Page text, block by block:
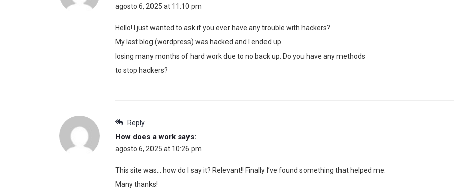
agosto 6, 2025 at 11:10 pm
Hello! I just wanted to ask if you ever have any trouble with hackers?
My last blog (wordpress) was hacked and I ended up
losing many months of hard work due to no back up. Do you have any methods
to stop hackers?
Reply
How does a work says:
agosto 6, 2025 at 10:26 pm
This site was… how do I say it? Relevant!! Finally I’ve found something that helped me.
Many thanks!